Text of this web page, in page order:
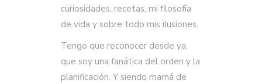
curiosidades, recetas, mi filosofía
de vida y sobre todo mis ilusiones.
Tengo que reconocer desde ya,
que soy una fanática del orden y la
planificación. Y siendo mamá de